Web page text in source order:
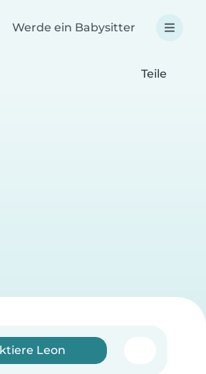
Werde ein Babysitter
Teile
Leon